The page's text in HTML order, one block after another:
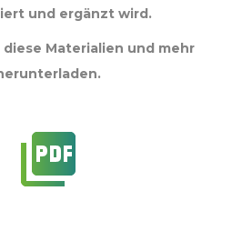
und ergänzt wird.
diese Materialien und mehr